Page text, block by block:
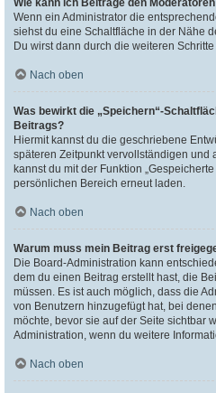
Wie kann ich Beiträge den
Wenn ein Administrator die
siehst du eine Schaltfläche in der Nähe
Du wirst dann durch die weiteren
Nach oben
Was bewirkt die „Speichern“-
Beitrags?
Hiermit kannst du die geschriebene
späteren Zeitpunkt vervollständigen und
kannst du mit der Funktion
persönlichen Bereich erneut laden.
Nach oben
Warum muss mein Beitrag erst
Die Board-Administration kann
dem du einen Beitrag erstellt hast, die
müssen. Es ist auch möglich, dass die
von Benutzern hinzugefügt hat, bei
möchte, bevor sie auf der Seite sichtbar
Administration, wenn du weitere
Nach oben